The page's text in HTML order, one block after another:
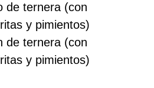
de ternera (con
y pimientos)
de ternera (con
y pimientos)